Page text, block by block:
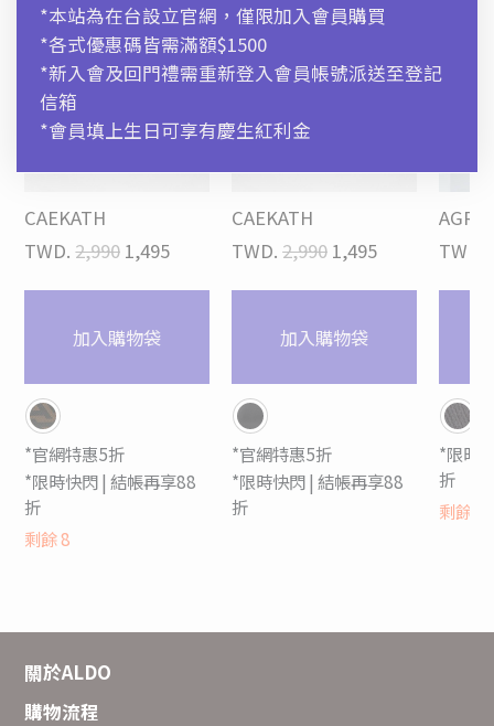
*本站為在台設立官網，僅限加入會員購買
*各式優惠碼皆需滿額$1500
*新入會及回門禮需重新登入會員帳號派送至登記
信箱
*會員填上生日可享有慶生紅利金
CAEKATH
TWD. 2,990 1,495
加入購物袋
*官網特惠5折
*限時快閃 | 結帳再享88
折
剩餘8
CAEKATH
TWD. 2,990 1,495
加入購物袋
*官網特惠5折
*限時快閃 | 結帳再享88
折
TWD.
*限時
折
剩餘
關於ALDO
購物流程